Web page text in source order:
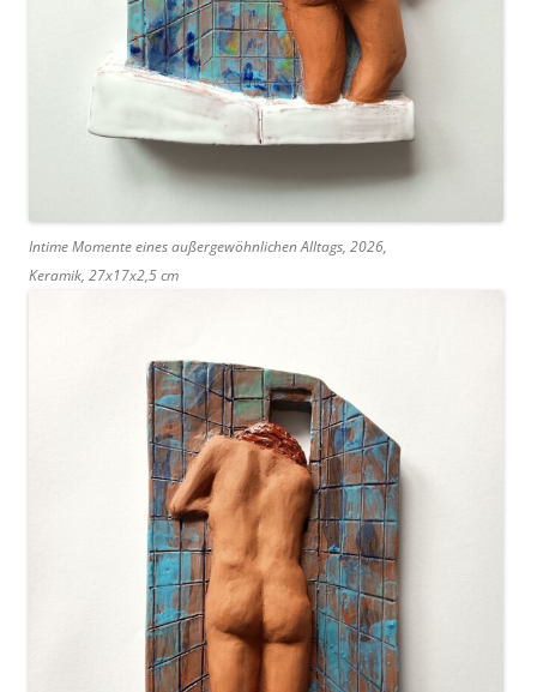
Intime Momente eines außergewöhnlichen Alltags, 2026,
Keramik, 27x17x2,5 cm